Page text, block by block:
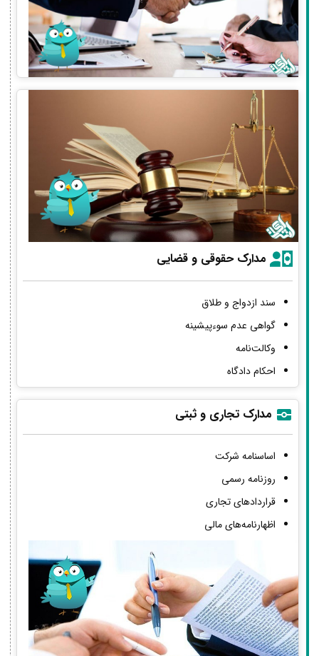
مدارک حقوقی و قضایی
سند ازدواج و طلاق
گواهی عدم سوءپیشینه
وکالت‌نامه
احکام دادگاه
مدارک تجاری و ثبتی
اساسنامه شرکت
روزنامه رسمی
قراردادهای تجاری
اظهارنامه‌های مالی